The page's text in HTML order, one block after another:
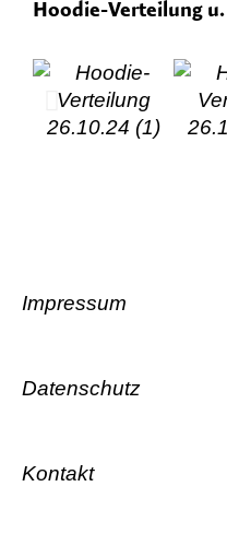
Hoodie-Verteilung
Impressum
Datenschutz
Kontakt